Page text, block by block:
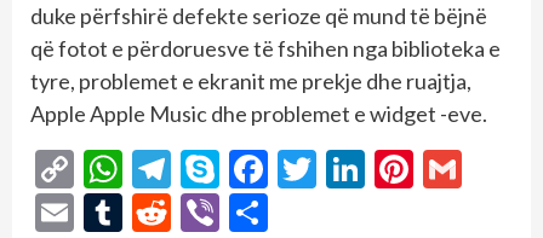
duke përfshirë defekte serioze që mund të bëjnë
që fotot e përdoruesve të fshihen nga biblioteka e
tyre, problemet e ekranit me prekje dhe ruajtja,
Apple Apple Music dhe problemet e widget -eve.
Copy
Link
WhatsApp
Telegram
SkypeFacebook
Twitter
LinkedIn
EmailTumblr
Reddit
Viber